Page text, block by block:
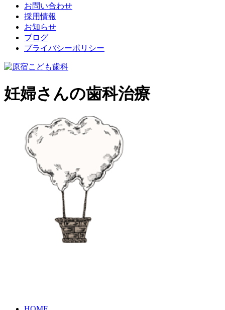
お問い合わせ
採用情報
お知らせ
ブログ
プライバシーポリシー
妊婦さんの歯科治療